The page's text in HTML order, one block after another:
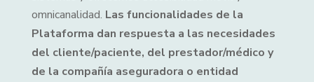
omnicanalidad. Las funcionalidades de la
Plataforma dan respuesta a las necesidades
del cliente/paciente, del prestador/médico y
de la compañía aseguradora o entidad